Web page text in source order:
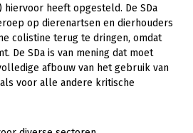
hiervoor heeft opgesteld. De SDa
op dierenartsen en dierhouders
colistine terug te dringen, omdat
De SDa is van mening dat moet
afbouw van het gebruik van
voor alle andere kritische